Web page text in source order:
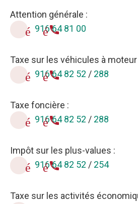
Attention générale :
téléphone
916 64 81 00
Taxe sur les véhicules à moteur
téléphone
916 64 82 52 / 288
Taxe foncière :
téléphone
916 64 82 52 / 288
Impôt sur les plus-values :
téléphone
916 64 82 52 / 254
Taxe sur les activités